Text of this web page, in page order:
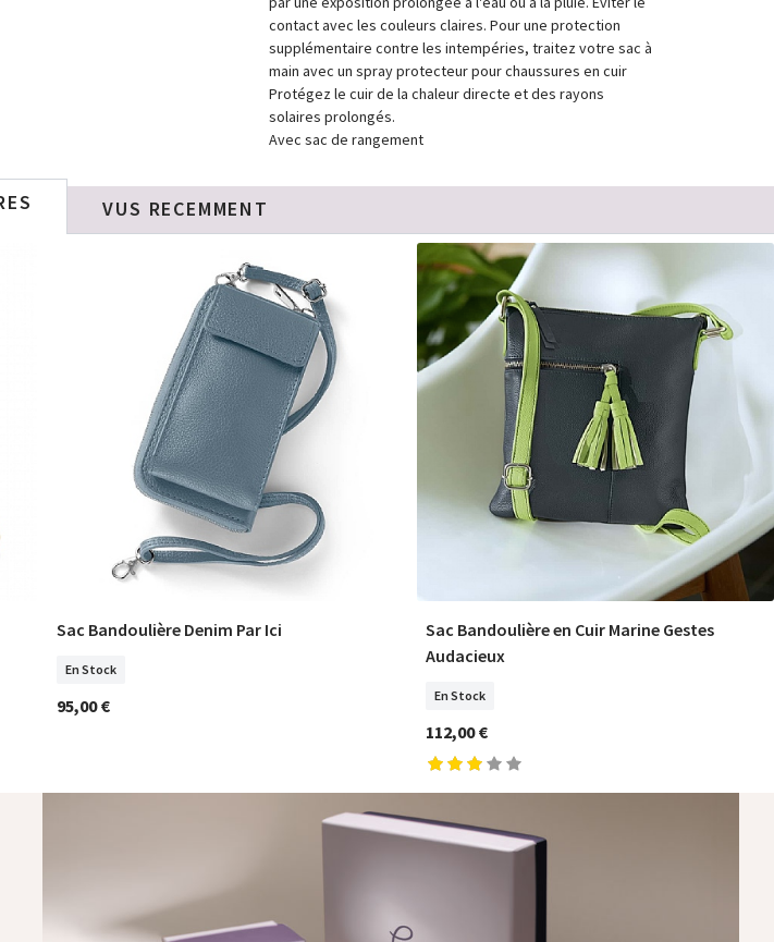
contact avec les couleurs claires. Pour une protection
supplémentaire contre les intempéries, traitez votre sac à
main avec un spray protecteur pour chaussures en cuir
Protégez le cuir de la chaleur directe et des rayons
solaires prolongés.
Avec sac de rangement
VUS RECEMMENT
COMMANDER
Sac Bandoulière Denim Par Ici
En Stock
95,00 €
COMMANDER
Sac Bandoulière en Cuir Marine Gestes
Audacieux
En Stock
112,00 €